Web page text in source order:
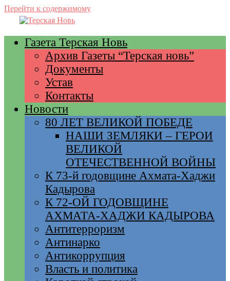
Перейти к содержимому
Газета Терская Новь
Архив Газеты “Терская новь”
Документы
Устав
Контакты
Новости
80 ЛЕТ ВЕЛИКОЙ ПОБЕДЕ
НАШИ ЗЕМЛЯКИ – ГЕРОИ
ВЕЛИКОЙ
ОТЕЧЕСТВЕННОЙ ВОЙНЫ
К 73-й годовщине Ахмата-Хаджи
Кадырова
К 72-ОЙ ГОДОВЩИНЕ
АХМАТА-ХАДЖИ КАДЫРОВА
Антитерроризм
Антинарко
Антикоррупция
Власть и политика